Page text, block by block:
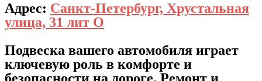
Адрес: Санкт-Петербург, Хрустальная
улица, 31 лит О
Подвеска вашего автомобиля играет
ключевую роль в комфорте и